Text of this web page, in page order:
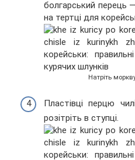
болгарський перець
на тертці для
Натріть
Пластівці перцю
розітріть в ступці.